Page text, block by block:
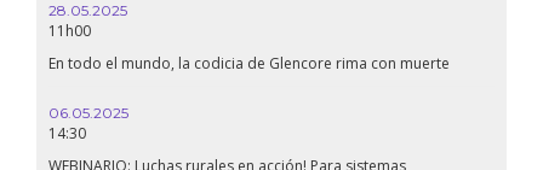
28.05.2025
11h00
En todo el mundo, la codicia de Glencore rima con muerte
06.05.2025
14:30